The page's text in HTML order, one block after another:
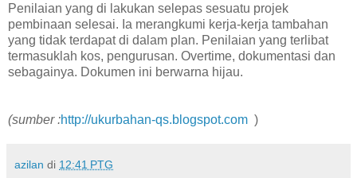
Penilaian yang di lakukan selepas sesuatu projek
pembinaan selesai. Ia merangkumi kerja-kerja tambahan
yang tidak terdapat di dalam plan. Penilaian yang terlibat
termasuklah kos, pengurusan. Overtime, dokumentasi dan
sebagainya. Dokumen ini berwarna hijau.
(sumber :http://ukurbahan-qs.blogspot.com )
azilan di 12:41 PTG